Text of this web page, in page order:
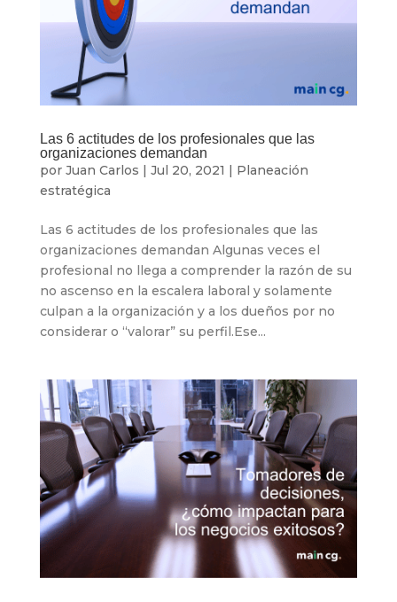
Las 6 actitudes de los profesionales que las
organizaciones demandan
por Juan Carlos | Jul 20, 2021 | Planeación
estratégica
Las 6 actitudes de los profesionales que las
organizaciones demandan Algunas veces el
profesional no llega a comprender la razón de su
no ascenso en la escalera laboral y solamente
culpan a la organización y a los dueños por no
considerar o “valorar” su perfil.Ese...